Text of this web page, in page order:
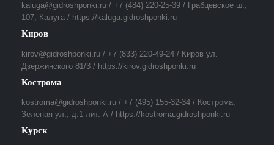
kaluga@gidroshponki.ru / +7 (484) 220-25-39 / Грабцевское ш.,
107, Калуга / https://kaluga.gidroshponki.ru
Киров
kirov@gidroshponki.ru / +7 (833) 220-49-24 / Киров ул.
Дзержинского 81/3 / https://kirov.gidroshponki.ru
Кострома
kostroma@gidroshponki.ru / +7 (495) 155-32-34 / Кострома,
Зеленая ул., д.1 лит. А / https://kostroma.gidroshponki.ru
Курск